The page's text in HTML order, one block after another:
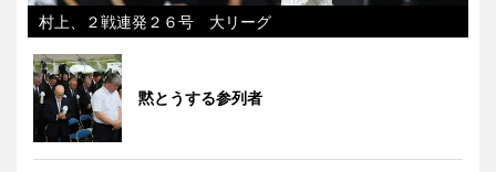
村上、２戦連発２６号 大リーグ
黙とうする参列者